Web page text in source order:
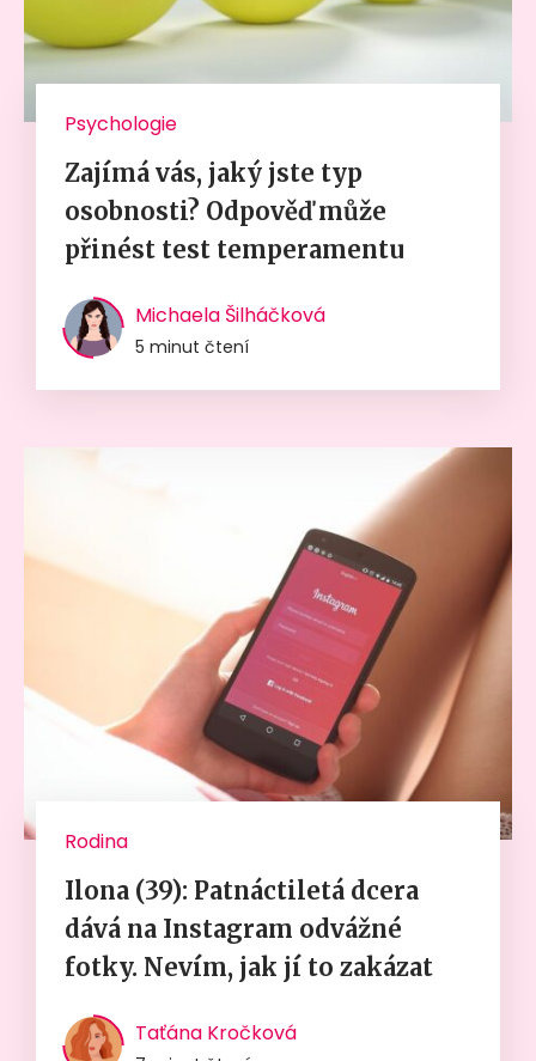
Psychologie
Zajímá vás, jaký jste typ
osobnosti? Odpověď může
přinést test temperamentu
Michaela Šilháčková
5 minut čtení
Rodina
Ilona (39): Patnáctiletá dcera
dává na Instagram odvážné
fotky. Nevím, jak jí to zakázat
Taťána Kročková